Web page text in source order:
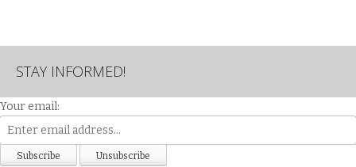
STAY INFORMED!
Your email: